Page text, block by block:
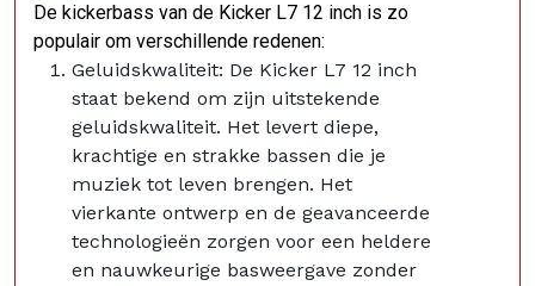
De kickerbass van de Kicker L7 12 inch is zo
populair om verschillende redenen:
Geluidskwaliteit: De Kicker L7 12 inch
staat bekend om zijn uitstekende
geluidskwaliteit. Het levert diepe,
krachtige en strakke bassen die je
muziek tot leven brengen. Het
vierkante ontwerp en de geavanceerde
technologieën zorgen voor een heldere
en nauwkeurige basweergave zonder